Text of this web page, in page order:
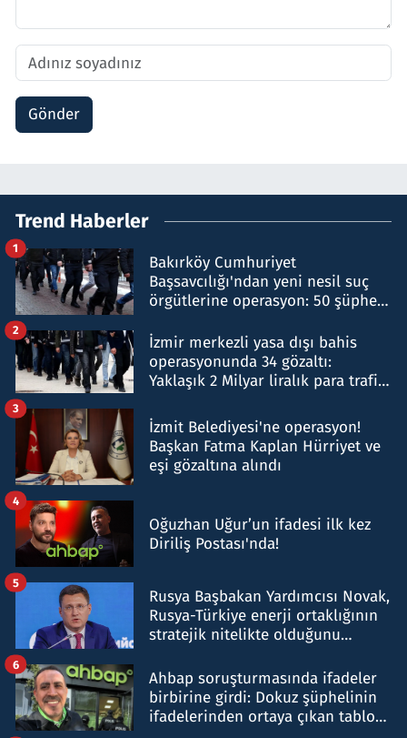
Gönder
Trend Haberler
Bakırköy Cumhuriyet
Başsavcılığı'ndan yeni nesil suç
örgütlerine operasyon: 50 şüpheli
1
İzmir merkezli yasa dışı bahis
operasyonunda 34 gözaltı:
Yaklaşık 2 Milyar liralık para trafiği
2
İzmit Belediyesi'ne operasyon!
Başkan Fatma Kaplan Hürriyet ve
eşi gözaltına alındı
3
Oğuzhan Uğur’un ifadesi ilk kez
Diriliş Postası'nda!
4
Rusya Başbakan Yardımcısı Novak,
Rusya-Türkiye enerji ortaklığının
stratejik nitelikte olduğunu
5
Ahbap soruşturmasında ifadeler
birbirine girdi: Dokuz şüphelinin
ifadelerinden ortaya çıkan tablo
6